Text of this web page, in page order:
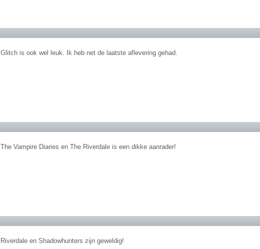
Glitch is ook wel leuk. Ik heb net de laatste aflevering gehad.
The Vampire Diaries en The Riverdale is een dikke aanrader!
Riverdale en Shadowhunters zijn geweldig!